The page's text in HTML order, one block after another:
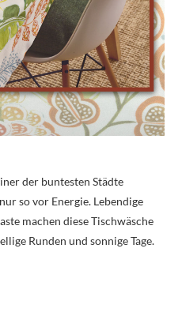
der buntesten Städte
nur so vor Energie. Lebendige
machen diese Tischwäsche
Runden und sonnige Tage.